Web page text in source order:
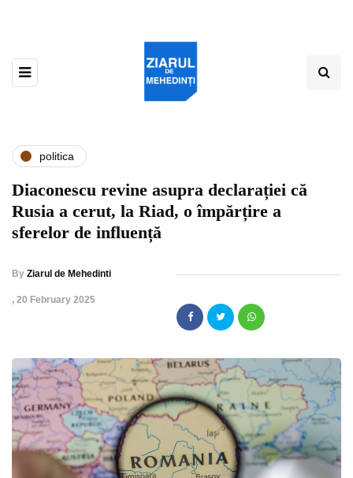
politica
Diaconescu revine asupra declarației că
Rusia a cerut, la Riad, o împărțire a
sferelor de influență
By Ziarul de Mehedinti
, 20 February 2025